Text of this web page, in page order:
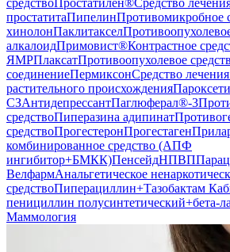
простатитаПипелинПротивомикробное
хинолонПаклитаксел
алкалоидПримовист®Контрастное
ЯМРПлаксатПротивоопухолевое
соединениеПермиксонСредство
растительного происхождения
СЗАнтидепрессантПаглюферал®-3
средствоПиперазина адипинат
средствоПрогестеронПрогестаген
комбинированное средство (АПФ
ингибитор+БМКК)ПенсейдНПВП
ВелфармАнальгетическое
средствоПиперациллин+Тазобактам
пенициллин полусинтетический+бета-
Маммология